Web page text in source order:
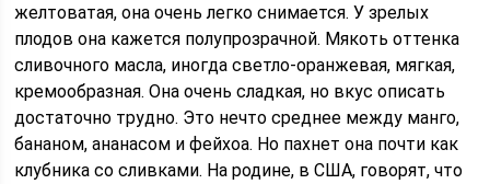
желтоватая, она очень легко снимается. У зрелых
плодов она кажется полупрозрачной. Мякоть оттенка
сливочного масла, иногда светло-оранжевая, мягкая,
кремообразная. Она очень сладкая, но вкус описать
достаточно трудно. Это нечто среднее между манго,
бананом, ананасом и фейхоа. Но пахнет она почти как
клубника со сливками. На родине, в США, говорят, что